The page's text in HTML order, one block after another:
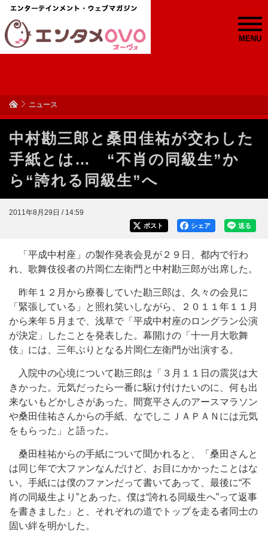
MENU
ニュース
中村勘三郎と桑田佳祐が交わした
手紙とは… “不肖の同級生”か
ら“誇れる同級生”へ
2011年8月29日 / 14:59
送る
シェア
ポスト
「平成中村座」の製作発表会見が２９日、都内で行わ
れ、歌舞伎役者の片岡仁左衛門と中村勘三郎が出席した。
昨年１２月から療養していた勘三郎は、久々の会見に
「緊張している」と照れ笑いしながら、２０１１年１１月
から来年５月まで、浅草で「平成中村座のロングラン公演
が決定」したことを発表した。幕開けの「十一月大歌舞
伎」には、三年ぶりとなる片岡仁左衛門が出演する。
入院中の心境について勘三郎は「３月１１日の震災は大
きかった。元気だったら一番に駆け付けたいのに、何も出
来ないもどかしさがあった。間寛平さんのアースマラソン
や桑田佳祐さんからの手紙、なでしこＪＡＰＡＮには元気
をもらった」と語った。
桑田桂祐からの手紙について聞かれると、「桑田さんと
は同じ年で大ファンなんだけど、お目にかかったことはな
い。手紙には僕のファンだって書いてあって、最後に“不
肖の同級生より”とあった。僕は“誇れる同級生へ”って返事
を書きました」と、それぞれの道でトップを走る者同士の
固い絆を明かした。